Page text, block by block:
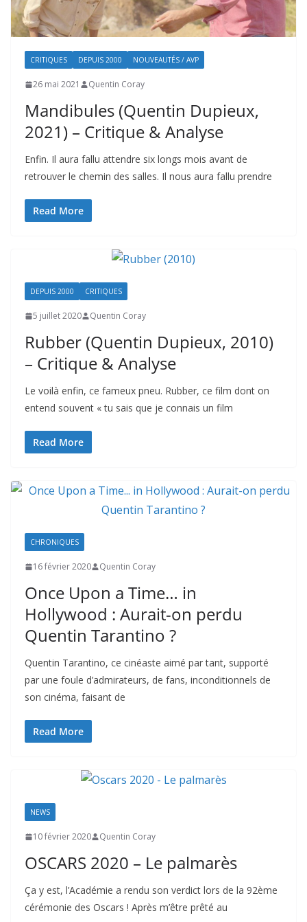
CRITIQUES DEPUIS 2000 NOUVEAUTÉS / AVP
26 mai 2021 Quentin Coray
Mandibules (Quentin Dupieux,
2021) – Critique & Analyse
Enfin. Il aura fallu attendre six longs mois avant de
retrouver le chemin des salles. Il nous aura fallu prendre
Read More
DEPUIS 2000 CRITIQUES
5 juillet 2020 Quentin Coray
Rubber (Quentin Dupieux, 2010)
– Critique & Analyse
Le voilà enfin, ce fameux pneu. Rubber, ce film dont on
entend souvent « tu sais que je connais un film
Read More
CHRONIQUES
16 février 2020 Quentin Coray
Once Upon a Time… in
Hollywood : Aurait-on perdu
Quentin Tarantino ?
Quentin Tarantino, ce cinéaste aimé par tant, supporté
par une foule d’admirateurs, de fans, inconditionnels de
son cinéma, faisant de
Read More
NEWS
10 février 2020 Quentin Coray
OSCARS 2020 – Le palmarès
Ça y est, l’Académie a rendu son verdict lors de la 92ème
cérémonie des Oscars ! Après m’être prêté au